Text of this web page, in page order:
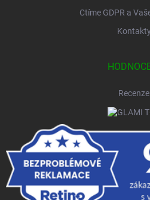
Ctíme GDPR a
Recenze